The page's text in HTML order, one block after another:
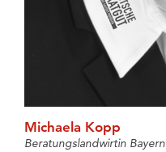
Michaela Kopp
Beratungslandwirtin Bayern